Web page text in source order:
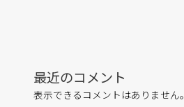
最近のコメント
表示できるコメントはありません。